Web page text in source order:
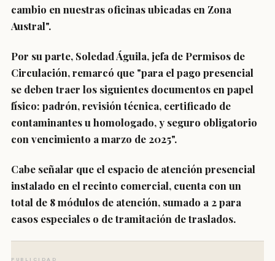
cambio en nuestras oficinas ubicadas en Zona
Austral".
Por su parte, Soledad Águila, jefa de Permisos de
Circulación, remarcó que "para el pago presencial
se deben traer los siguientes documentos en papel
físico: padrón, revisión técnica, certificado de
contaminantes u homologado, y seguro obligatorio
con vencimiento a marzo de 2025".
Cabe señalar que el espacio de atención presencial
instalado en el recinto comercial, cuenta con un
total de 8 módulos de atención, sumado a 2 para
casos especiales o de tramitación de traslados.
PUBLICIDAD